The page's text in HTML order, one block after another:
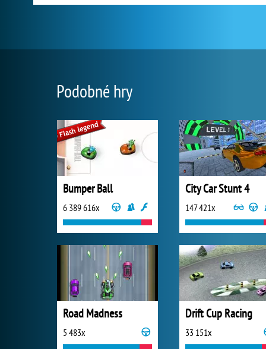
Podobné hry
Bumper Ball
6 389 616x
City Car Stunt 4
147 421x
Road Madness
5 483x
Drift Cup Racing
33 151x